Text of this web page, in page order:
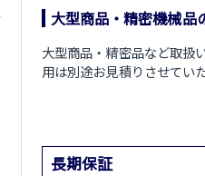
大型商品・精密機械品
大型商品・精密品など取扱
用は別途お見積りさせてい
長期保証